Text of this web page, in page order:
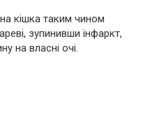
кішка таким чином
зупинивши інфаркт,
на власні очі.